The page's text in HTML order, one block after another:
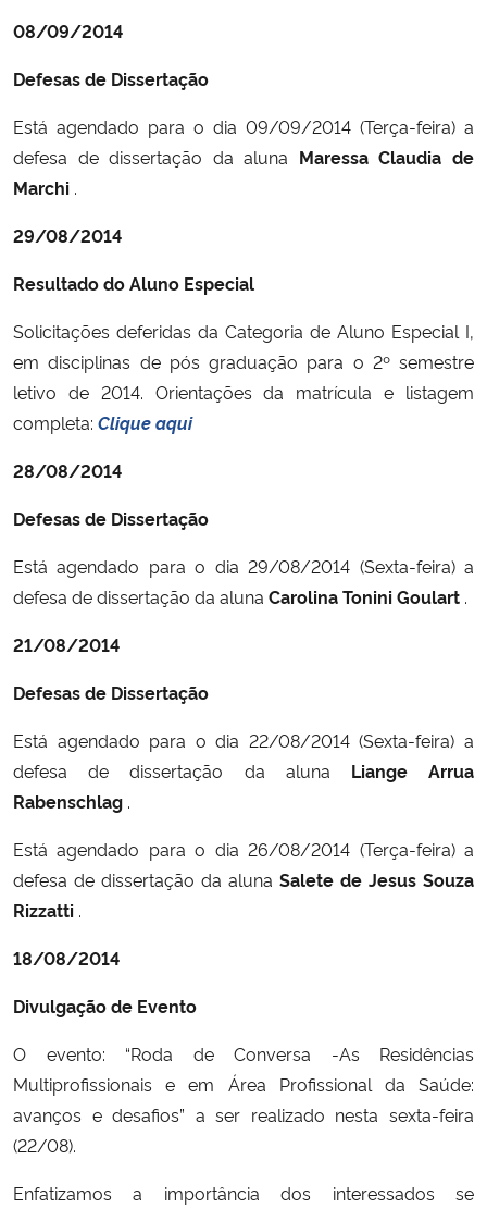
08/09/2014
Defesas de Dissertação
Está agendado para o dia 09/09/2014 (Terça-feira) a
defesa de dissertação da aluna Maressa Claudia de
Marchi .
29/08/2014
Resultado do Aluno Especial
Solicitações deferidas da Categoria de Aluno Especial I,
em disciplinas de pós graduação para o 2º semestre
letivo de 2014. Orientações da matrícula e listagem
completa: Clique aqui
28/08/2014
Defesas de Dissertação
Está agendado para o dia 29/08/2014 (Sexta-feira) a
defesa de dissertação da aluna Carolina Tonini Goulart .
21/08/2014
Defesas de Dissertação
Está agendado para o dia 22/08/2014 (Sexta-feira) a
defesa de dissertação da aluna Liange Arrua
Rabenschlag .
Está agendado para o dia 26/08/2014 (Terça-feira) a
defesa de dissertação da aluna Salete de Jesus Souza
Rizzatti .
18/08/2014
Divulgação de Evento
O evento: “Roda de Conversa -As Residências
Multiprofissionais e em Área Profissional da Saúde:
avanços e desafios” a ser realizado nesta sexta-feira
(22/08).
Enfatizamos a importância dos interessados se